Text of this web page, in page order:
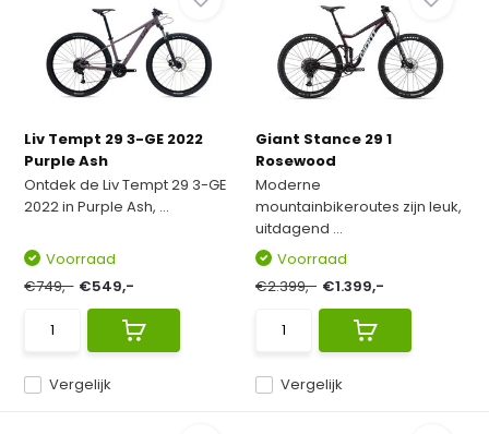
Liv Tempt 29 3-GE 2022
Purple Ash
Ontdek de Liv Tempt 29 3-GE
2022 in Purple Ash, ...
Vergelijk
Voorraad
€749,- €549,-
Giant Stance 29 1
Rosewood
Moderne
mountainbikeroutes zijn leuk,
uitdagend ...
Vergelijk
Voorraad
€2.399,- €1.399,-